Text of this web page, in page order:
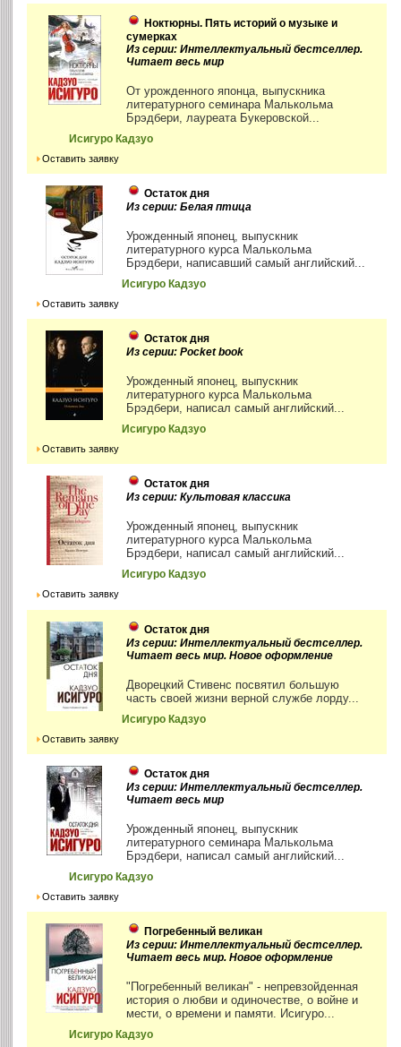
Ноктюрны. Пять историй о музыке и
сумерках
Из серии: Интеллектуальный бестселлер.
Читает весь мир
От урожденного японца, выпускника
литературного семинара Малькольма
Брэдбери, лауреата Букеровской...
Исигуро Кадзуо
Оставить заявку
Остаток дня
Из серии: Белая птица
Урожденный японец, выпускник
литературного курса Малькольма
Брэдбери, написавший самый английский...
Исигуро Кадзуо
Оставить заявку
Остаток дня
Из серии: Pocket book
Урожденный японец, выпускник
литературного курса Малькольма
Брэдбери, написал самый английский...
Исигуро Кадзуо
Оставить заявку
Остаток дня
Из серии: Культовая классика
Урожденный японец, выпускник
литературного курса Малькольма
Брэдбери, написал самый английский...
Исигуро Кадзуо
Оставить заявку
Остаток дня
Из серии: Интеллектуальный бестселлер.
Читает весь мир. Новое оформление
Дворецкий Стивенс посвятил большую
часть своей жизни верной службе лорду...
Исигуро Кадзуо
Оставить заявку
Остаток дня
Из серии: Интеллектуальный бестселлер.
Читает весь мир
Урожденный японец, выпускник
литературного семинара Малькольма
Брэдбери, написал самый английский...
Исигуро Кадзуо
Оставить заявку
Погребенный великан
Из серии: Интеллектуальный бестселлер.
Читает весь мир. Новое оформление
"Погребенный великан" - непревзойденная
история о любви и одиночестве, о войне и
мести, о времени и памяти. Исигуро...
Исигуро Кадзуо